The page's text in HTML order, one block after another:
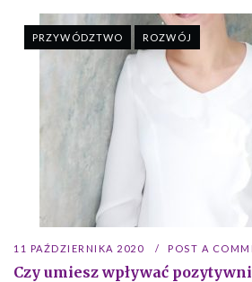
PRZYWÓDZTWO ROZWÓJ
11 PAŹDZIERNIKA 2020 POST A
Czy umiesz wpływać